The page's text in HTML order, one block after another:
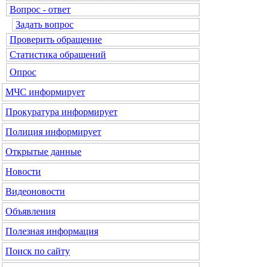
Вопрос - ответ
Задать вопрос
Проверить обращение
Статистика обращений
Опрос
МЧС информирует
Прокуратура информирует
Полиция информирует
Открытые данные
Новости
Видеоновости
Объявления
Полезная информация
Поиск по сайту